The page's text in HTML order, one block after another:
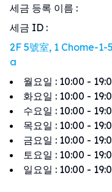
세금 등록 이름 :
세금 ID :
2F 5號室, 1 Chome-
a
월요일 : 10:00 -
화요일 : 10:00 -
수요일 : 10:00 -
목요일 : 10:00 -
금요일 : 10:00 -
토요일 : 10:00 -
일요일 : 10:00 -